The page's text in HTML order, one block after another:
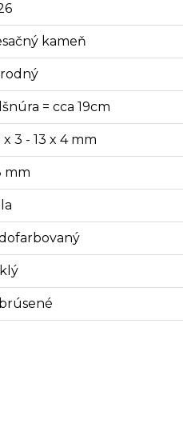
kameň
= cca 19cm
x 3 - 13 x 4 mm
mm